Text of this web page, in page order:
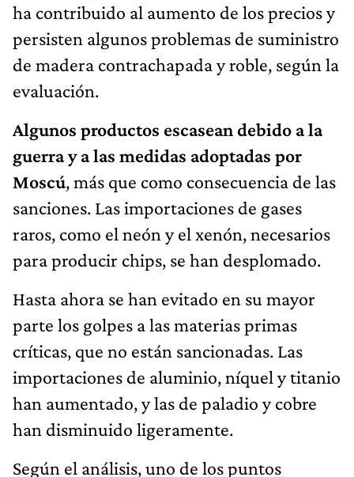
ha contribuido al aumento de los precios y
persisten algunos problemas de suministro
de madera contrachapada y roble, según la
evaluación.
Algunos productos escasean debido a la
guerra y a las medidas adoptadas por
Moscú, más que como consecuencia de las
sanciones. Las importaciones de gases
raros, como el neón y el xenón, necesarios
para producir chips, se han desplomado.
Hasta ahora se han evitado en su mayor
parte los golpes a las materias primas
críticas, que no están sancionadas. Las
importaciones de aluminio, níquel y titanio
han aumentado, y las de paladio y cobre
han disminuido ligeramente.
Según el análisis, uno de los puntos